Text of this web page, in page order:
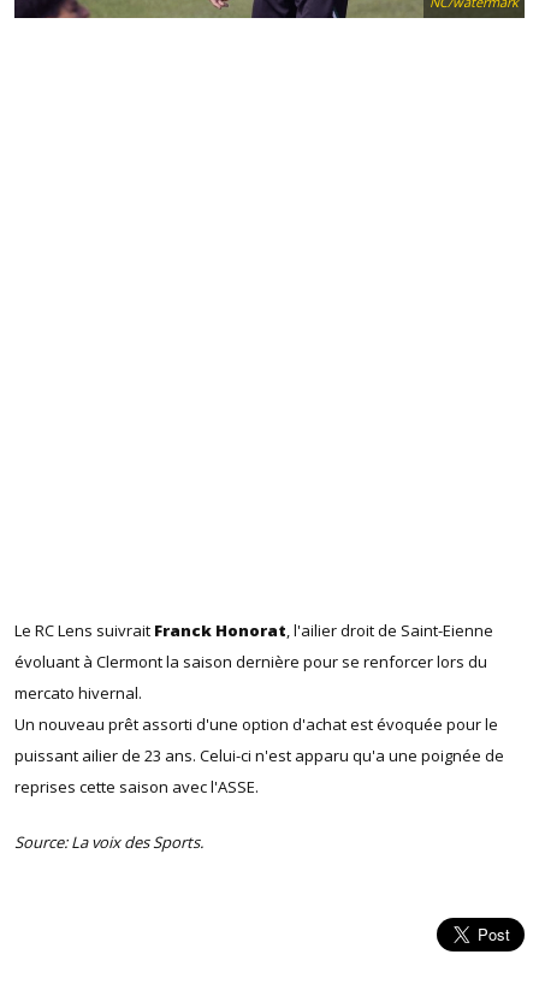
Le RC Lens suivrait Franck Honorat , l'ailier droit de Saint-Eienne
évoluant à Clermont la saison dernière pour se renforcer lors du
mercato hivernal.
Un nouveau prêt assorti d'une option d'achat est évoquée pour le
puissant ailier de 23 ans. Celui-ci n'est apparu qu'a une poignée de
reprises cette saison avec l'ASSE.
Source: La voix des Sports.